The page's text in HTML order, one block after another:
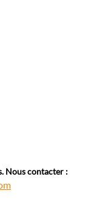
Nous contacter :